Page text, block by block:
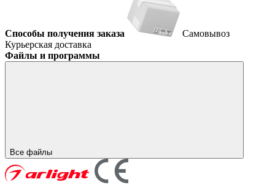
Способы получения заказа
Самовывоз
Курьерская доставка
Файлы и программы
Все файлы